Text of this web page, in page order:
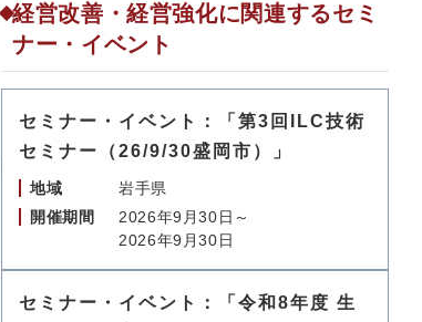
経営改善・経営強化に関連するセミ
ナー・イベント
セミナー・イベント：「第3回ILC技術
セミナー（26/9/30盛岡市）」
地域
岩手県
開催期間
2026年9月30日～
2026年9月30日
セミナー・イベント：「令和8年度 生